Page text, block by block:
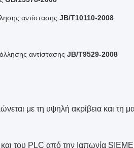
αντίστασης JB/T10110-2008
αντίστασης JB/T9529-2008
με τη υψηλή ακρίβεια και τη
του PLC από την Ιαπωνία